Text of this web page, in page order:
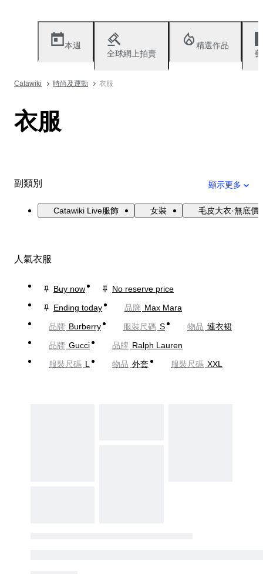
本週
全球網上拍賣
精選作品
Catawiki 時尚及運動 衣服
衣服
副類別 顯示更多
Catawiki Live服飾 女裝 毛皮大衣·無底價
人氣衣服
Buy now
No reserve price
Ending today
品牌 Max Mara
品牌 Burberry 服裝尺碼 S 物品 連衣裙
品牌 Gucci 品牌 Ralph Lauren
服裝尺碼 L 物品 外套 服裝尺碼 XXL